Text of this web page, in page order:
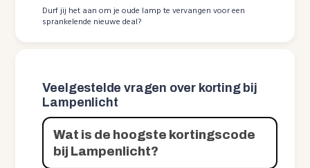
Durf jij het aan om je oude lamp te vervangen voor een
sprankelende nieuwe deal?
Veelgestelde vragen over korting bij
Lampenlicht
Wat is de hoogste kortingscode
bij Lampenlicht?